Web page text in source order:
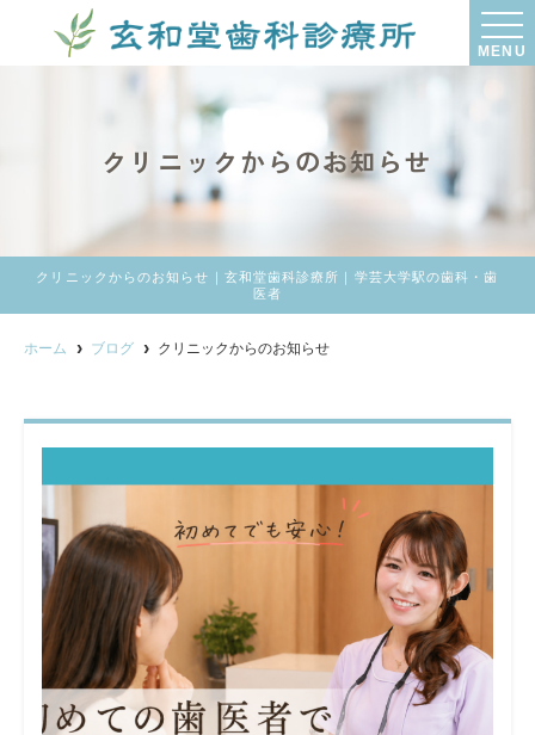
MENU
クリニックからのお知らせ
クリニックからのお知らせ｜玄和堂歯科診療所｜学芸大学駅の歯科・歯
医者
ホーム ブログ クリニックからのお知らせ